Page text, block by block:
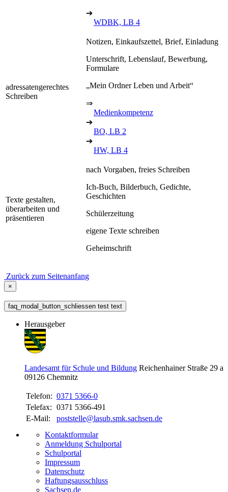
➔
WDBK, LB 4
adressatengerechtes
Schreiben
Notizen, Einkaufszettel, Brief, Einladung
Unterschrift, Lebenslauf, Bewerbung,
Formulare
„Mein Ordner Leben und Arbeit“
⇒
Medienkompetenz
➔
BO, LB 2
➔
HW, LB 4
Texte gestalten,
überarbeiten und
präsentieren
nach Vorgaben, freies Schreiben
Ich-Buch, Bilderbuch, Gedichte,
Geschichten
Schülerzeitung
eigene Texte schreiben
Geheimschrift
Zurück zum Seitenanfang
×
faq_modal_button_schliessen test text
Herausgeber
Landesamt für Schule und Bildung Reichenhainer Straße 29 a
09126 Chemnitz
Telefon: 0371 5366-0
Telefax: 0371 5366-491
E-Mail:
poststelle@lasub.smk.sachsen.de
Kontaktformular
Anmeldung Schulportal
Schulportal
Impressum
Datenschutz
Haftungsausschluss
Sachsen.de